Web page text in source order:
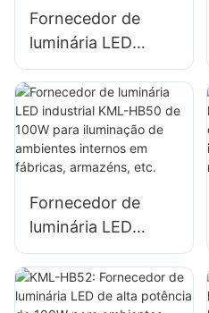
Fornecedor de
luminária LED
industrial KML-
HB40 de 100W
para iluminação de
ambientes internos
em fábricas,
Fornecedor de
luminária LED
industrial KML-
HB50 de 100W
para iluminação de